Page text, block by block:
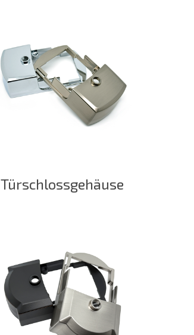
Türschlossgehäuse